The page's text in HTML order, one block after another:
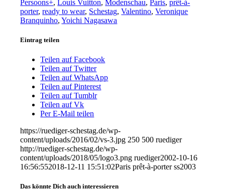
Persoons+,Louis Vuitton,Modenschau,Paris,prêt-à-
porter,ready to wear, Schestag,Valentino,Veronique
Branquinho,Yoichi Nagasawa
Eintrag teilen
Teilen auf Facebook
Teilen auf Twitter
Teilen auf WhatsApp
Teilen auf Pinterest
Teilen auf Tumblr
Teilen auf Vk
Per E-Mail teilen
https://ruediger-schestag.de/wp-
content/uploads/2016/02/vs-3.jpg 250 500 ruediger
http://ruediger-schestag.de/wp-
content/uploads/2018/05/logo3.png ruediger2002-10-16
16:56:552018-12-11 15:51:02Paris prêt-à-porter ss2003
Das könnte Dich auch interessieren